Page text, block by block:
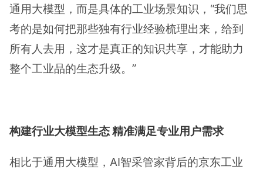
通用大模型，而是具体的工业场景知识，“我们思
考的是如何把那些独有行业经验梳理出来，给到
所有人去用，这才是真正的知识共享，才能助力
整个工业品的生态升级。”
构建行业大模型生态 精准满足专业用户需求
相比于通用大模型，AI智采管家背后的京东工业